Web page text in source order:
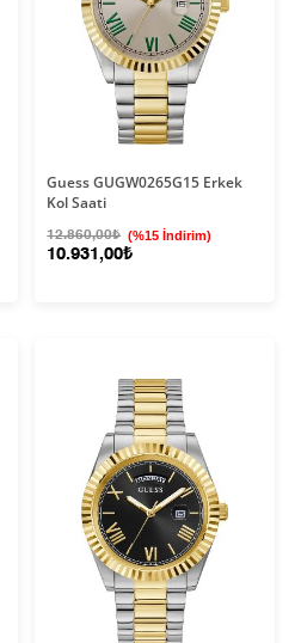
Guess GUGW0265G15 Erkek
Kol Saati
12.860,00₺ (%15 İndirim)
10.931,00₺